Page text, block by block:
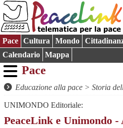
Pace Cultura Mondo
Calendario
Mappa
Pace
Educazione alla pace >Storia
UNIMONDO Editoriale:
PeaceLink e Unimondo -